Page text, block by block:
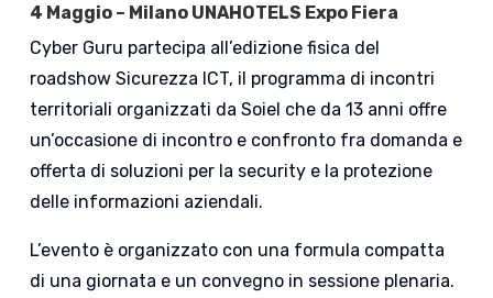
4 Maggio – Milano UNAHOTELS Expo Fiera
Cyber Guru partecipa all’edizione fisica del
roadshow Sicurezza ICT, il programma di incontri
territoriali organizzati da Soiel che da 13 anni offre
un’occasione di incontro e confronto fra domanda e
offerta di soluzioni per la security e la protezione
delle informazioni aziendali.
L’evento è organizzato con una formula compatta
di una giornata e un convegno in sessione plenaria.